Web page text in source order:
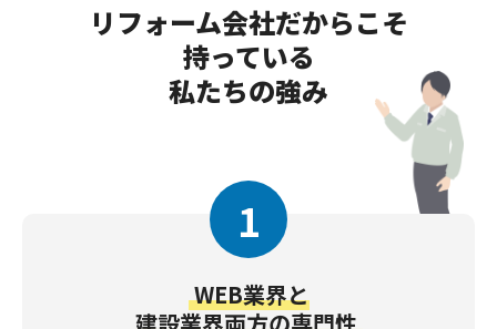
リフォーム会社だからこそ
持っている
私たちの強み
1
WEB業界と